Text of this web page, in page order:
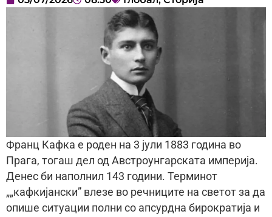
Франц Кафка е роден на 3 јули 1883 година во
Прага, тогаш дел од Австроунгарската империја.
Денес би наполнил 143 години. Терминот
„„кафкијански” влезе во речниците на светот за да
опише ситуации полни со апсурдна бирократија и